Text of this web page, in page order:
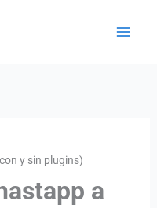
y sin plugins)
a